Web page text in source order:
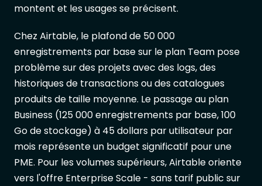
montent et les usages se précisent.
Chez Airtable, le plafond de 50 000
enregistrements par base sur le plan Team pose
problème sur des projets avec des logs, des
historiques de transactions ou des catalogues
produits de taille moyenne. Le passage au plan
Business (125 000 enregistrements par base, 100
Go de stockage) à 45 dollars par utilisateur par
mois représente un budget significatif pour une
PME. Pour les volumes supérieurs, Airtable oriente
vers l'offre Enterprise Scale - sans tarif public sur